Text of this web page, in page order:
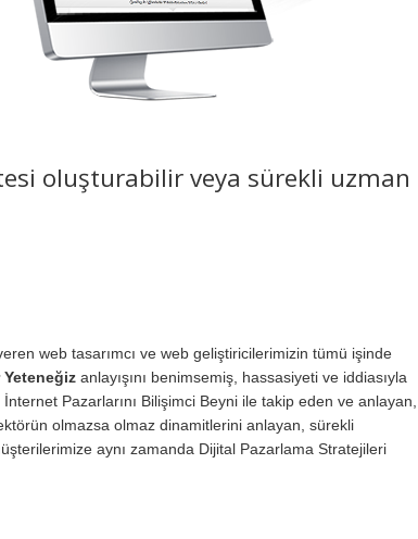
oluşturabilir veya sürekli uzman
web tasarımcı ve web geliştiricilerimizin tümü işinde
Yeteneğiz anlayışını benimsemiş, hassasiyeti ve iddiasıyla
Pazarlarını Bilişimci Beyni ile takip eden ve anlayan,
olmazsa olmaz dinamitlerini anlayan, sürekli
aynı zamanda Dijital Pazarlama Stratejileri